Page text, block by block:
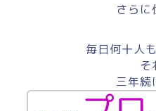
さらに
毎日何十人
そ
三年続